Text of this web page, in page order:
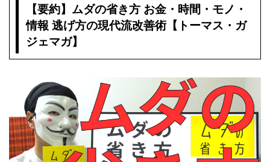
【要約】ムダの省き方 お金・時間・モノ・
情報 逃げ方の現代流改善術【トーマス・ガ
ジェマガ】